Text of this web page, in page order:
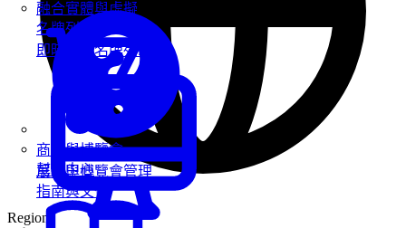
名牌列印
即時客製名牌列印
融合實體與虛擬
商展與博覽會
展覽與博覽會管理
幫助中心
指南與文件
Region